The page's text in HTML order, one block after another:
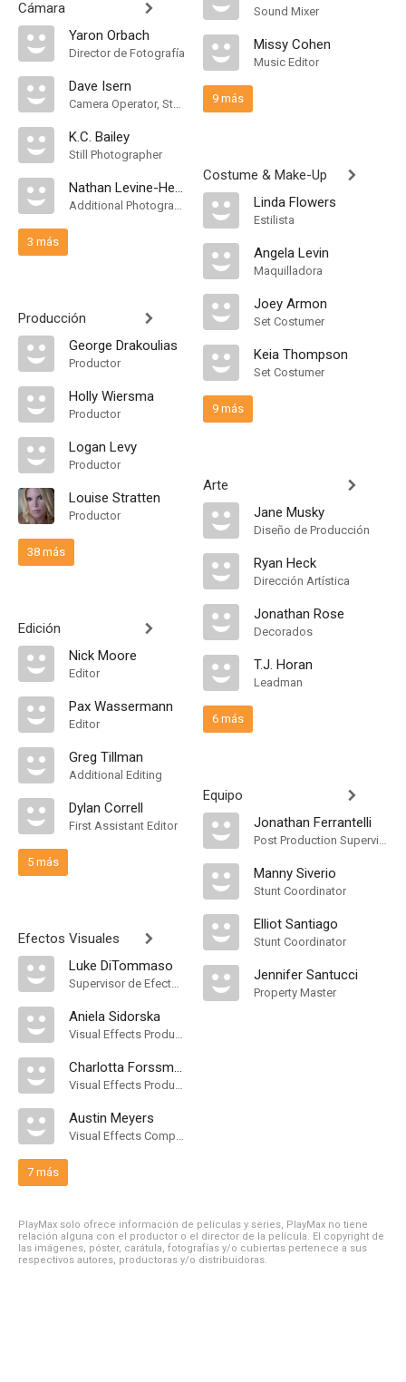
Cámara
Yaron Orbach
Director de Fotografía
Dave Isern
Camera Operator, Steadicam Operator
K.C. Bailey
Still Photographer
Nathan Levine-Heaney
Additional Photography
3 más
Producción
George Drakoulias
Productor
Holly Wiersma
Productor
Logan Levy
Productor
Louise Stratten
Productor
38 más
Edición
Nick Moore
Editor
Pax Wassermann
Editor
Greg Tillman
Additional Editing
Dylan Correll
First Assistant Editor
5 más
Efectos Visuales
Luke DiTommaso
Supervisor de Efectos Visuales
Aniela Sidorska
Visual Effects Producer
Charlotta Forssman
Visual Effects Producer
Austin Meyers
Visual Effects Compositor
7 más
Sound Mixer
Missy Cohen
Music Editor
9 más
Costume & Make-Up
Linda Flowers
Estilista
Angela Levin
Maquilladora
Joey Armon
Set Costumer
Keia Thompson
Set Costumer
9 más
Arte
Jane Musky
Diseño de Producción
Ryan Heck
Dirección Artística
Jonathan Rose
Decorados
T.J. Horan
Leadman
6 más
Equipo
Jonathan Ferrantelli
Post Production Supervisor
Manny Siverio
Stunt Coordinator
Elliot Santiago
Stunt Coordinator
Jennifer Santucci
Property Master
PlayMax solo ofrece información de películas y series, PlayMax no tiene
relación alguna con el productor o el director de la película. El copyright de
las imágenes, póster, carátula, fotografías y/o cubiertas pertenece a sus
respectivos autores, productoras y/o distribuidoras.